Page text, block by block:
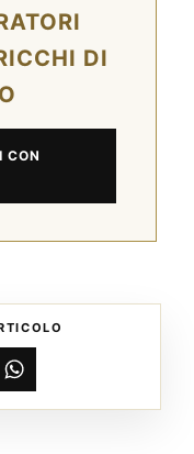
DI
CON
WhatsApp